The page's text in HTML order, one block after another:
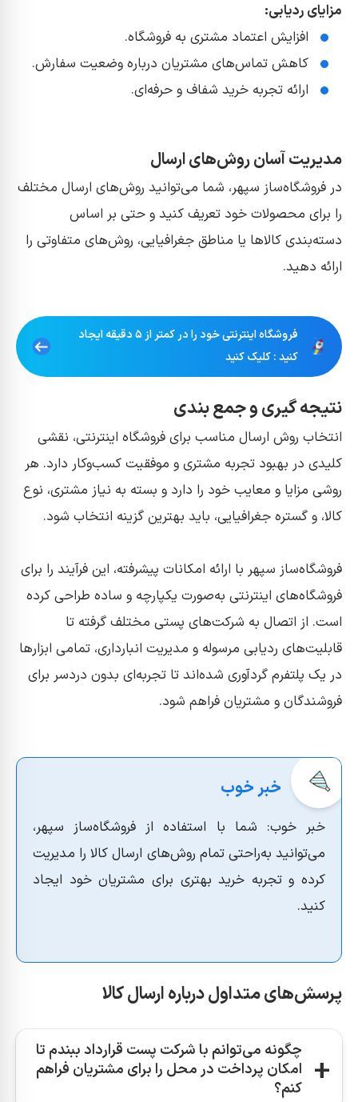
مزایای ردیابی:
افزایش اعتماد مشتری به فروشگاه.
کاهش تماس‌های مشتریان درباره وضعیت سفارش.
ارائه تجربه خرید شفاف و حرفه‌ای.
مدیریت آسان رو‌ش‌های ارسال
در فروشگاه‌ساز سپهر، شما می‌توانید روش‌های ارسال مختلف
را برای محصولات خود تعریف کنید و حتی بر اساس
دسته‌بندی کالاها یا مناطق جغرافیایی، روش‌های متفاوتی را
ارائه دهید.
فروشگاه اینترنتی خود را در کمتر از ۵ دقیقه ایجاد
کنید : کلیک کنید
نتیجه گیری و جمع بندی
انتخاب روش ارسال مناسب برای فروشگاه اینترنتی، نقشی
کلیدی در بهبود تجربه مشتری و موفقیت کسب‌وکار دارد. هر
روشی مزایا و معایب خود را دارد و بسته به نیاز مشتری، نوع
کالا، و گستره جغرافیایی، باید بهترین گزینه انتخاب شود.
فروشگاه‌ساز سپهر با ارائه امکانات پیشرفته، این فرآیند را برای
فروشگاه‌های اینترنتی به‌صورت یکپارچه و ساده طراحی کرده
است. از اتصال به شرکت‌های پستی مختلف گرفته تا
قابلیت‌های ردیابی مرسوله و مدیریت انبارداری، تمامی ابزارها
در یک پلتفرم گردآوری شده‌اند تا تجربه‌ای بدون دردسر برای
فروشندگان و مشتریان فراهم شود.
خبر خوب: شما با استفاده از فروشگاه‌ساز سپهر،
می‌توانید به‌راحتی تمام روش‌های ارسال کالا را مدیریت
کرده و تجربه خرید بهتری برای مشتریان خود ایجاد
کنید.
پرسش‌های متداول درباره ارسال کالا
چگونه می‌توانم با شرکت پست قرارداد ببندم تا
امکان پرداخت در محل را برای مشتریان فراهم
کنم؟